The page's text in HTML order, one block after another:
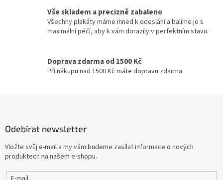
Milan Růžička 16
Vladimír Čech 16
Stephen Herek 16
Barry Levinson 16
y
v
ý
s
u
Vše skladem a precizně zabaleno
Všechny plakáty máme ihned k odeslání a balíme je s
maximální péčí, aby k vám dorazily v perfektním stavu.
Doprava zdarma od 1500 Kč
Při nákupu nad 1500 Kč máte dopravu zdarma.
Odebírat newsletter
Vložte svůj e-mail a my vám budeme zasílat informace o nových
produktech na našem e-shopu.